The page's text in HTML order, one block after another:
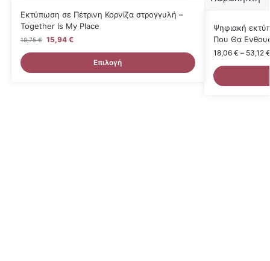
Εκτύπωση σε Πέτρινη Κορνίζα στρογγυλή –
Together Is My Place
18,75€ 15,94 €
Επιλογή
Ψηφιακή
Που Θα
18,06 € – 53,12 €